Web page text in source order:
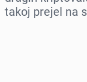
takoj prejel na